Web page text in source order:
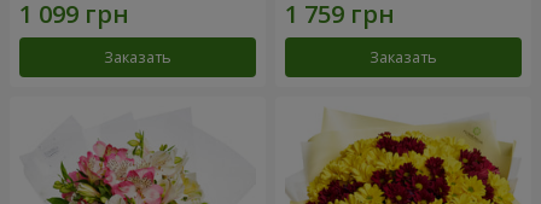
Заказать Заказать